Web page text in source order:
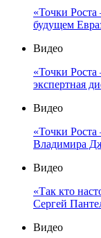
«Точки
будущем
Видео
«Точки
экспертная
Видео
«Точки Роста
Владимира
Видео
«Так кто
Сергей
Видео